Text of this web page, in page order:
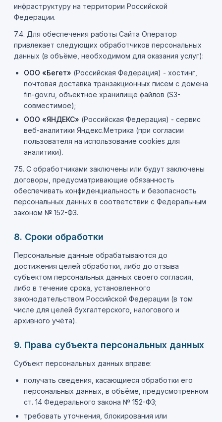
инфраструктуру на территории Российской
Федерации.
7.4. Для обеспечения работы Сайта Оператор
привлекает следующих обработчиков персональных
данных (в объёме, необходимом для оказания услуг):
ООО «Бегет» (Российская Федерация) - хостинг,
почтовая доставка транзакционных писем с домена
fin-gov.ru, объектное хранилище файлов (S3-
совместимое);
ООО «ЯНДЕКС» (Российская Федерация) - сервис
веб-аналитики Яндекс.Метрика (при согласии
пользователя на использование cookies для
аналитики).
7.5. С обработчиками заключены или будут заключены
договоры, предусматривающие обязанность
обеспечивать конфиденциальность и безопасность
персональных данных в соответствии с Федеральным
законом № 152-ФЗ.
8. Сроки обработки
Персональные данные обрабатываются до
достижения целей обработки, либо до отзыва
субъектом персональных данных своего согласия,
либо в течение срока, установленного
законодательством Российской Федерации (в том
числе для целей бухгалтерского, налогового и
архивного учёта).
9. Права субъекта персональных данных
Субъект персональных данных вправе:
получать сведения, касающиеся обработки его
персональных данных, в объёме, предусмотренном
ст. 14 Федерального закона № 152-ФЗ;
требовать уточнения, блокирования или